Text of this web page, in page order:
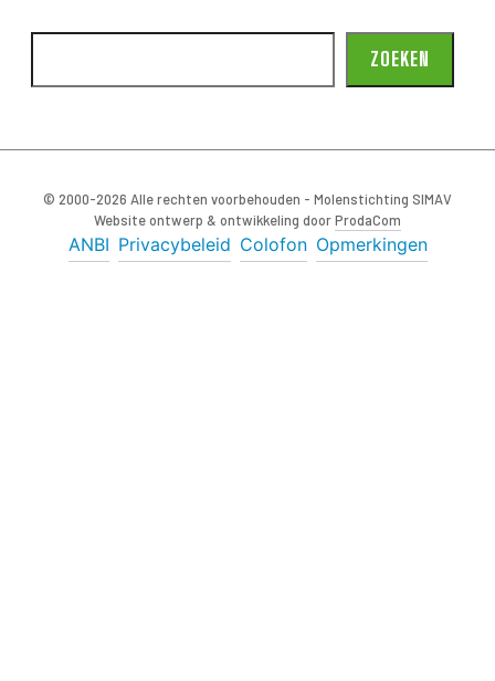
ZOEKEN
© 2000-2026 Alle rechten voorbehouden - Molenstichting SIMAV
Website ontwerp & ontwikkeling doorProdaCom
ANBI Privacybeleid Colofon Opmerkingen